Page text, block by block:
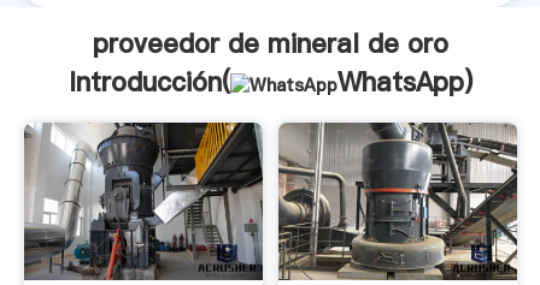
proveedor de mineral de oro
Introducción(
WhatsApp)